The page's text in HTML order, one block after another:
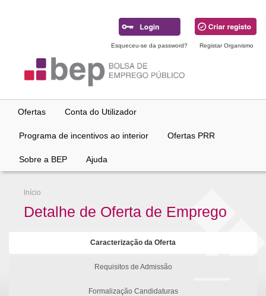
Esqueceu-se da password? Registar Organismo
Ofertas Conta do Utilizador
Programa de incentivos ao interior Ofertas PRR
Sobre a BEP Ajuda
Início
Detalhe de Oferta de Emprego
Caracterização da Oferta
Requisitos de Admissão
Formalização Candidaturas